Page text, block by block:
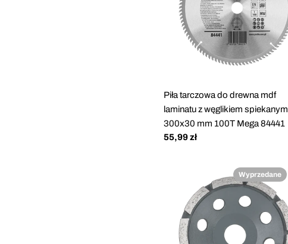
Piła tarczowa do drewna mdf
laminatu z węglikiem spiekanym
300x30 mm 100T Mega 84441
Cena
55,99 zł
Wyprzedane